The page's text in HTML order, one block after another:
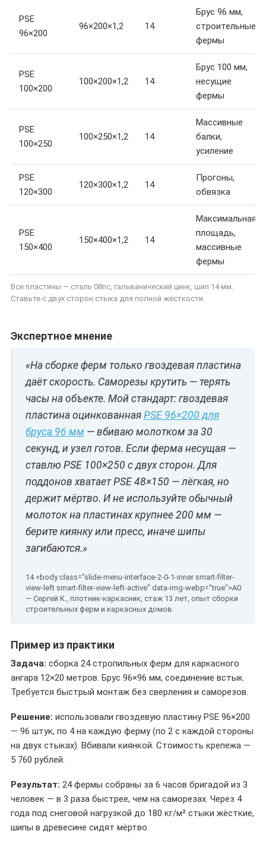
PSE
96×200
96×200×1,2 14
Брус 96 мм,
строительные
фермы
PSE
100×200
100×200×1,2 14
Брус 100 мм,
несущие
фермы
PSE
100×250
100×250×1,2 14
Массивные
балки,
усиление
PSE
120×300
120×300×1,2 14
Прогоны,
обвязка
PSE
150×400
150×400×1,2 14
Максимальная
площадь,
массивные
фермы
Все пластины — сталь 08пс, гальванический цинк, шип 14 мм.
Ставьте с двух сторон стыка для полной жёсткости.
Экспертное мнение
«На сборке ферм только гвоздевая пластина
даёт скорость. Саморезы крутить — терять
часы на объекте. Мой стандарт: гвоздевая
пластина оцинкованная PSE 96×200 для
бруса 96 мм — вбиваю молотком за 30
секунд, и узел готов. Если ферма несущая —
ставлю PSE 100×250 с двух сторон. Для
поддонов хватает PSE 48×150 — лёгкая, но
держит мёртво. И не используйте обычный
молоток на пластинах крупнее 200 мм —
берите киянку или пресс, иначе шипы
загибаются.»
— Сергей К., плотник-каркасник, стаж 13 лет, опыт сборки
строительных ферм и каркасных домов.
Пример из практики
Задача: сборка 24 стропильных ферм для каркасного
ангара 12×20 метров. Брус 96×96 мм, соединение встык.
Требуется быстрый монтаж без сверления и саморезов.
Решение: использовали гвоздевую пластину PSE 96×200
— 96 штук, по 4 на каждую ферму (по 2 с каждой стороны
на двух стыках). Вбивали киянкой. Стоимость крепежа —
5 760 рублей.
Результат: 24 фермы собраны за 6 часов бригадой из 3
человек — в 3 раза быстрее, чем на саморезах. Через 4
года под снеговой нагрузкой до 180 кг/м² стыки жёсткие,
шипы в древесине сидят мёртво.